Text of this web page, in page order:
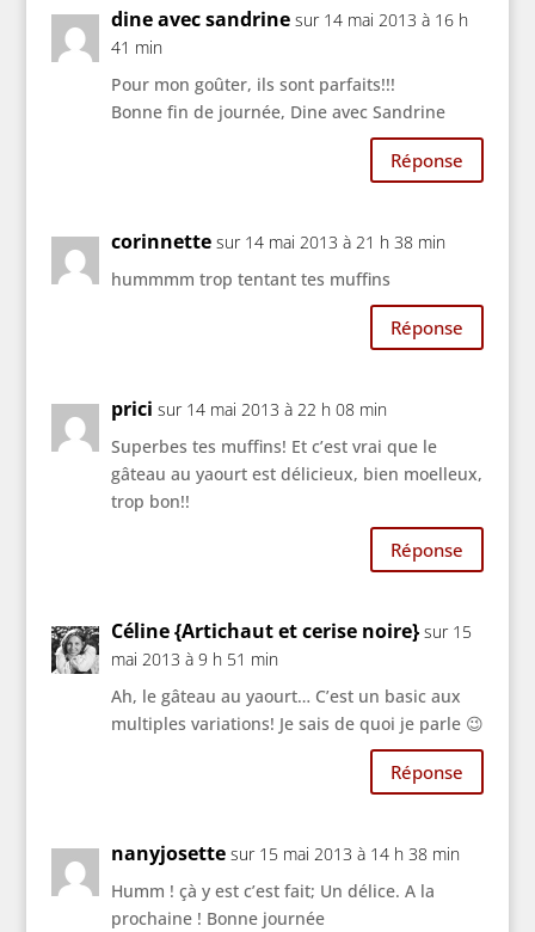
dine avec sandrine sur 14 mai 2013 à 16 h
41 min
Pour mon goûter, ils sont parfaits!!!
Bonne fin de journée, Dine avec Sandrine
Réponse
corinnette sur 14 mai 2013 à 21 h 38 min
hummmm trop tentant tes muffins
Réponse
prici sur 14 mai 2013 à 22 h 08 min
Superbes tes muffins! Et c’est vrai que le
gâteau au yaourt est délicieux, bien moelleux,
trop bon!!
Réponse
Céline {Artichaut et cerise noire} sur 15
mai 2013 à 9 h 51 min
Ah, le gâteau au yaourt… C’est un basic aux
multiples variations! Je sais de quoi je parle 😉
Réponse
nanyjosette sur 15 mai 2013 à 14 h 38 min
Humm ! çà y est c’est fait; Un délice. A la
prochaine ! Bonne journée